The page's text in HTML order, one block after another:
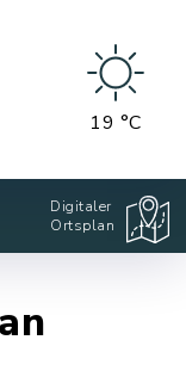
19 °C
Digitaler
Ortsplan